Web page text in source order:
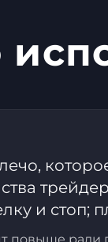
Связаться
и стоп;